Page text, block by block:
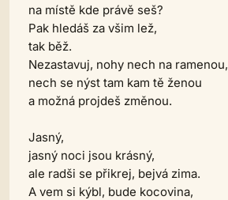
na místě kde právě seš?
Pak hledáš za všim lež,
tak běž.
Nezastavuj, nohy nech na ramenou,
nech se nýst tam kam tě ženou
a možná projdeš změnou.
Jasný,
jasný noci jsou krásný,
ale radši se přikrej, bejvá zima.
A vem si kýbl, bude kocovina,